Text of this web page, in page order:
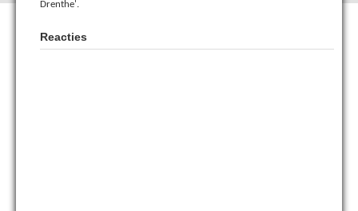
Drenthe'.
Reacties